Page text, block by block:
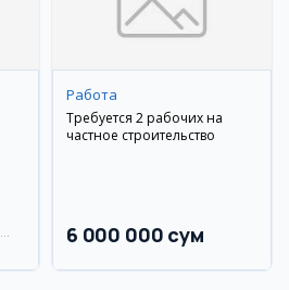
Работа
Требуется 2 рабочих на
частное строительство
6 000 000 сум